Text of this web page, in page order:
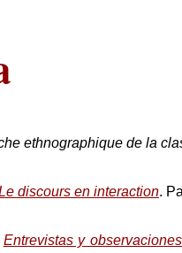
ethnographique de la
discours en interaction.
Entrevistas y